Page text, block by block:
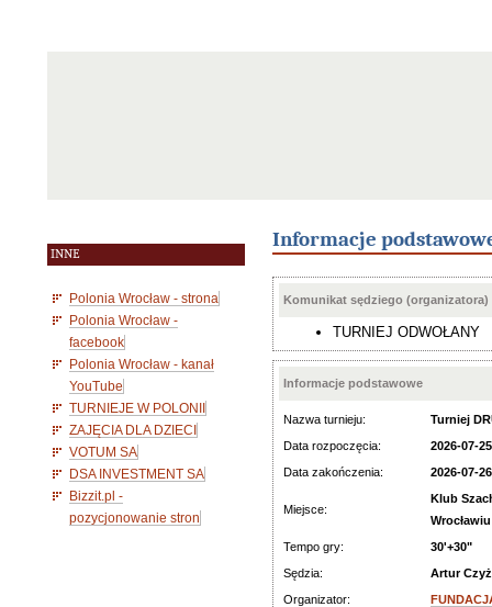
INNE
Polonia Wrocław - strona
Polonia Wrocław -
facebook
Polonia Wrocław - kanał
YouTube
TURNIEJE W POLONII
ZAJĘCIA DLA DZIECI
VOTUM SA
DSA INVESTMENT SA
Bizzit.pl -
pozycjonowanie stron
Informacje
Komunikat sędziego (organizatora)
TURNIEJ ODWOŁANY
Informacje podstawowe
Nazwa turnieju:
Turniej
Data rozpoczęcia:
2026-07-25
Data zakończenia:
2026-07-26
Miejsce:
Klub
Wrocławiu
Tempo gry:
30'+30"
Sędzia:
Artur Czyż
Organizator: